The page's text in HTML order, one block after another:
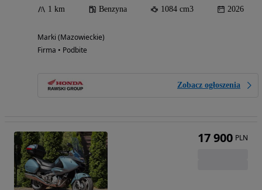
1 km Benzyna 1084 cm3 2026
Marki (Mazowieckie)
Firma • Podbite
Zobacz ogłoszenia
17 900 PLN